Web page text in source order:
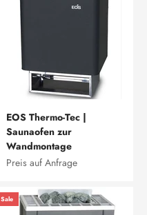
EOS Thermo-Tec |
Saunaofen zur
Wandmontage
Preis auf Anfrage
Sale